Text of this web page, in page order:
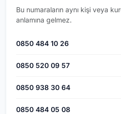
Bu numaraların aynı kişi veya
anlamına gelmez.
0850 484 10 26
0850 520 09 57
0850 938 30 64
0850 484 05 08